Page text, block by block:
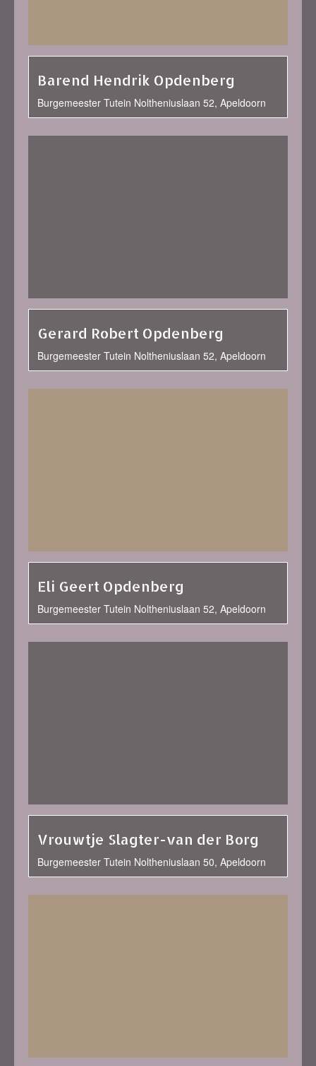
Barend Hendrik Opdenberg
Burgemeester Tutein Noltheniuslaan 52, Apeldoorn
Gerard Robert Opdenberg
Burgemeester Tutein Noltheniuslaan 52, Apeldoorn
Eli Geert Opdenberg
Burgemeester Tutein Noltheniuslaan 52, Apeldoorn
Vrouwtje Slagter-van der Borg
Burgemeester Tutein Noltheniuslaan 50, Apeldoorn